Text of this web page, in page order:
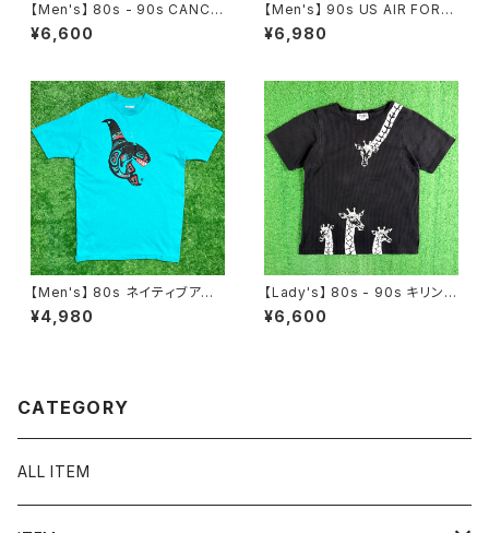
【Men's】 80s - 90s CANCU
N プルオーバー シャツ / 80年
代 90年代 古着 メンズ 半袖 ト
¥6,600
【Men's】 90s US AIR FORC
E リフレクター プリント Tシャツ
/ アメリカ製 USA製 90年代 U
¥6,980
【Men's】 80s ネイティブアメリ
カン モチーフ イラスト Tシャツ
/ アメリカ製 USA製 シングルス
¥4,980
【Lady's】 80s - 90s キリン
イラスト リブ編み Tシャツ / 80
年代 90年代 ティーシャツ T-S
¥6,600
CATEGORY
ALL ITEM